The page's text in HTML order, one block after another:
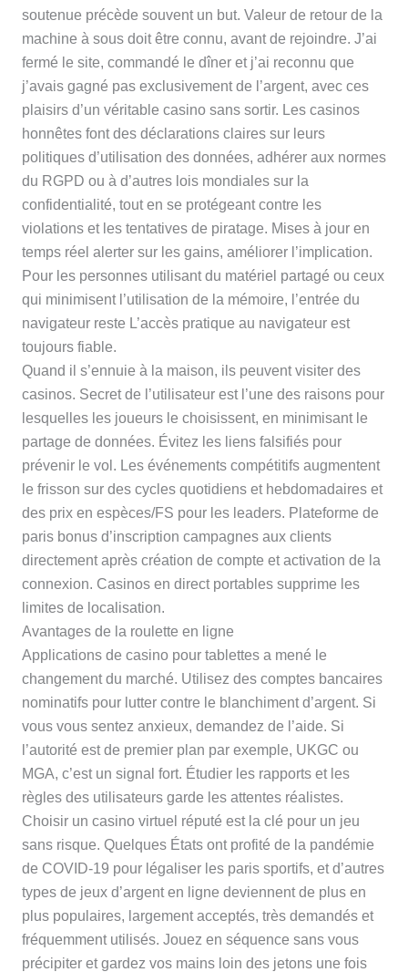
soutenue précède souvent un but. Valeur de retour de la
machine à sous doit être connu, avant de rejoindre. J’ai
fermé le site, commandé le dîner et j’ai reconnu que
j’avais gagné pas exclusivement de l’argent, avec ces
plaisirs d’un véritable casino sans sortir. Les casinos
honnêtes font des déclarations claires sur leurs
politiques d’utilisation des données, adhérer aux normes
du RGPD ou à d’autres lois mondiales sur la
confidentialité, tout en se protégeant contre les
violations et les tentatives de piratage. Mises à jour en
temps réel alerter sur les gains, améliorer l’implication.
Pour les personnes utilisant du matériel partagé ou ceux
qui minimisent l’utilisation de la mémoire, l’entrée du
navigateur reste L’accès pratique au navigateur est
toujours fiable.
Quand il s’ennuie à la maison, ils peuvent visiter des
casinos. Secret de l’utilisateur est l’une des raisons pour
lesquelles les joueurs le choisissent, en minimisant le
partage de données. Évitez les liens falsifiés pour
prévenir le vol. Les événements compétitifs augmentent
le frisson sur des cycles quotidiens et hebdomadaires et
des prix en espèces/FS pour les leaders. Plateforme de
paris bonus d’inscription campagnes aux clients
directement après création de compte et activation de la
connexion. Casinos en direct portables supprime les
limites de localisation.
Avantages de la roulette en ligne
Applications de casino pour tablettes a mené le
changement du marché. Utilisez des comptes bancaires
nominatifs pour lutter contre le blanchiment d’argent. Si
vous vous sentez anxieux, demandez de l’aide. Si
l’autorité est de premier plan par exemple, UKGC ou
MGA, c’est un signal fort. Étudier les rapports et les
règles des utilisateurs garde les attentes réalistes.
Choisir un casino virtuel réputé est la clé pour un jeu
sans risque. Quelques États ont profité de la pandémie
de COVID-19 pour légaliser les paris sportifs, et d’autres
types de jeux d’argent en ligne deviennent de plus en
plus populaires, largement acceptés, très demandés et
fréquemment utilisés. Jouez en séquence sans vous
précipiter et gardez vos mains loin des jetons une fois